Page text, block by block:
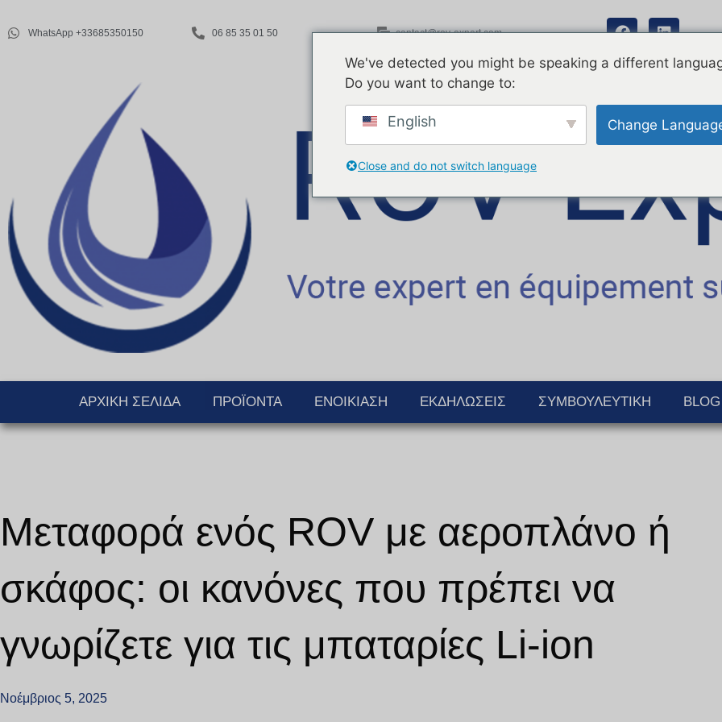
WhatsApp +33685350150 06 85 35 01 50 contact@rov-expert.com
ΑΡΧΙΚΉ ΣΕΛΊΔΑ ΠΡΟΪΌΝΤΑ ΕΝΟΙΚΊΑΣΗ ΕΚΔΗΛΏΣΕΙΣ ΣΥΜΒΟΥΛΕΥΤΙΚΉ BLOG
Μεταφορά ενός ROV με αεροπλάνο ή
σκάφος: οι κανόνες που πρέπει να
γνωρίζετε για τις μπαταρίες Li-ion
Νοέμβριος 5, 2025
We've detected you might be speaking a different
Do you want to change to:
English Change
Close and do not switch language